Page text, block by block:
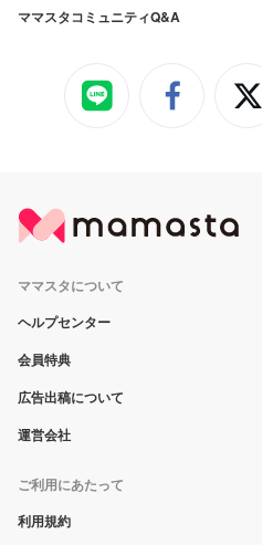
ママスタコミュニティQ&A
ママスタについて
ヘルプセンター
会員特典
広告出稿について
運営会社
ご利用にあたって
利用規約